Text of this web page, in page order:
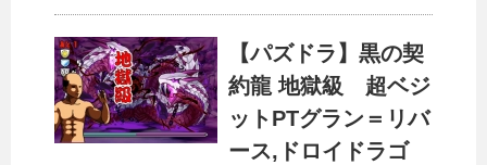
【パズドラ】黒の契
約龍 地獄級 超ベジ
ットPTグラン＝リバ
ース,ドロイドラゴ